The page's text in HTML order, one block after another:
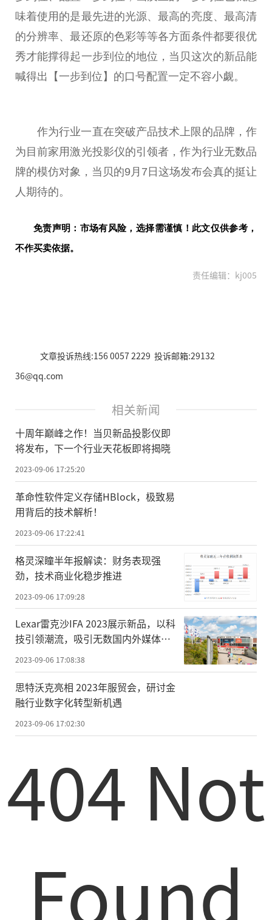
味着使用的是最先进的光源、最高的亮度、最高清
的分辨率、最还原的色彩等等各方面条件都要很优
秀才能撑得起一步到位的地位，当贝这次的新品能
喊得出【一步到位】的口号配置一定不容小觑。
作为行业一直在突破产品技术上限的品牌，作
为目前家用激光投影仪的引领者，作为行业无数品
牌的模仿对象，当贝的9月7日这场发布会真的挺让
人期待的。
免责声明：市场有风险，选择需谨慎！此文仅供参考，
不作买卖依据。
责任编辑：kj005
文章投诉热线:156 0057 2229 投诉邮箱:29132
36@qq.com
相关新闻
十周年巅峰之作！当贝新品投影仪即
将发布，下一个行业天花板即将揭晓
2023-09-06 17:25:20
革命性软件定义存储HBlock，极致易
用背后的技术解析！
2023-09-06 17:22:41
格灵深瞳半年报解读：财务表现强
劲，技术商业化稳步推进
2023-09-06 17:09:28
Lexar雷克沙IFA 2023展示新品，以科
技引领潮流，吸引无数国内外媒体驻
足
2023-09-06 17:08:38
思特沃克亮相 2023年服贸会，研讨金
融行业数字化转型新机遇
2023-09-06 17:02:30
404 Not
Found